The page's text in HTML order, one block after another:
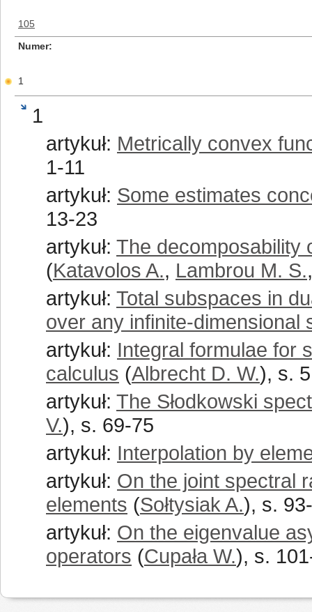
105
Numer
1
1
artykuł: Metrically convex
1-11
artykuł: Some estimates
13-23
artykuł: The decomposability
(Katavolos A., Lambrou M. S.
artykuł: Total subspaces in
over any infinite-dimensional
artykuł: Integral formulae for
calculus (Albrecht D. W.), s.
artykuł: The Słodkowski
V.), s. 69-75
artykuł: Interpolation by
artykuł: On the joint spectral
elements (Sołtysiak A.), s.
artykuł: On the eigenvalue
operators (Cupała W.), s.